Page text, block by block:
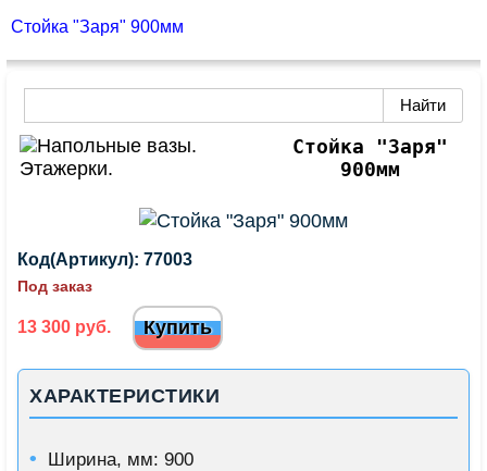
Стойка "Заря" 900мм
Стойка "Заря"
900мм
Код(Артикул): 77003
Под заказ
13 300 руб. Купить
ХАРАКТЕРИСТИКИ
Ширина, мм: 900